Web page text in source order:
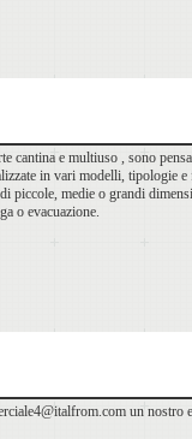
cantina e multiuso , sono
in vari modelli, tipologie
piccole, medie o grandi
o evacuazione.
un nostro